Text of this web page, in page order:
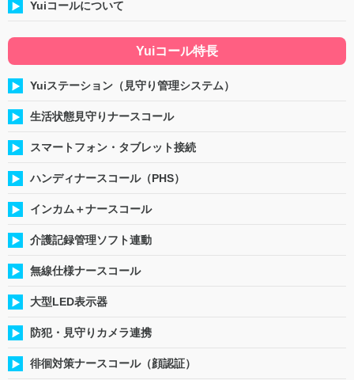
Yuiコールについて
Yuiコール特長
Yuiステーション（見守り管理システム）
生活状態見守りナースコール
スマートフォン・タブレット接続
ハンディナースコール（PHS）
インカム＋ナースコール
介護記録管理ソフト連動
無線仕様ナースコール
大型LED表示器
防犯・見守りカメラ連携
徘徊対策ナースコール（顔認証）